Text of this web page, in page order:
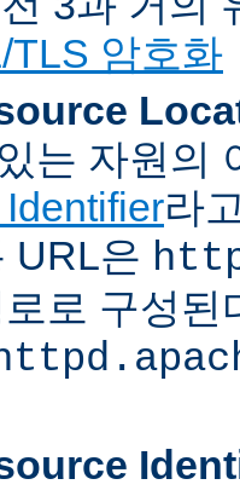
TLS 암호화
는 자원의
라
URL은
로 구성